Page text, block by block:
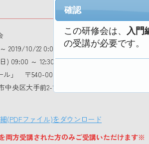
2019/10/22 0:00
) 09:00 ～ 12:30
ル」 〒540-0008大阪市中央区大手前2-1-2 國
中央区大手前2-1-2 國民會館住友生命ビル
(PDFファイル)をダウンロード
両方受講された方のみご受講いただけます※
確認
この研修会は、 入門
の受講が必要です。